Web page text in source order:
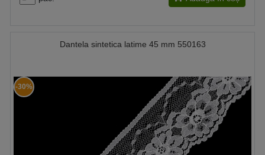
Dantela sintetica latime 45 mm 550163
-30%